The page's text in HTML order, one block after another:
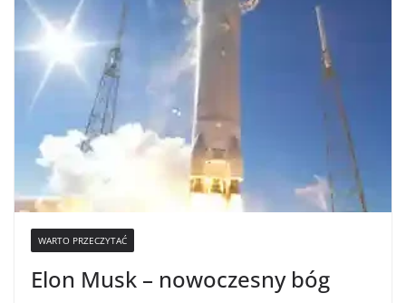
WARTO PRZECZYTAĆ
Elon Musk – nowoczesny bóg